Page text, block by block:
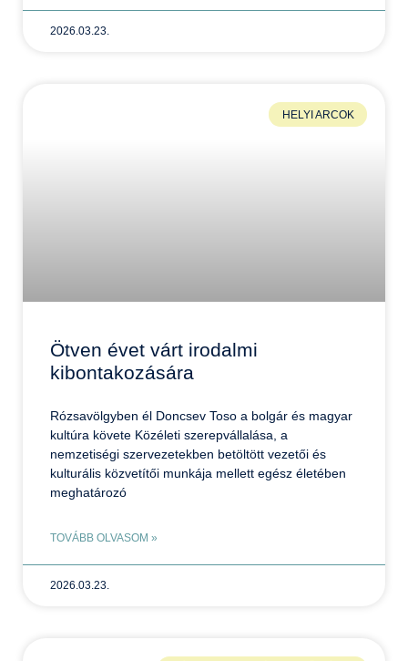
2026.03.23.
HELYI ARCOK
Ötven évet várt irodalmi
kibontakozására
Rózsavölgyben él Doncsev Toso a bolgár és magyar
kultúra követe Közéleti szerepvállalása, a
nemzetiségi szervezetekben betöltött vezetői és
kulturális közvetítői munkája mellett egész életében
meghatározó
TOVÁBB OLVASOM »
2026.03.23.